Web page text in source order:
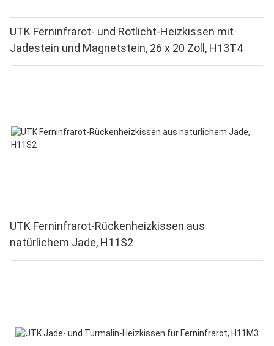
UTK Ferninfrarot- und Rotlicht-Heizkissen mit
Jadestein und Magnetstein, 26 x 20 Zoll, H13T4
UTK Ferninfrarot-Rückenheizkissen aus
natürlichem Jade, H11S2